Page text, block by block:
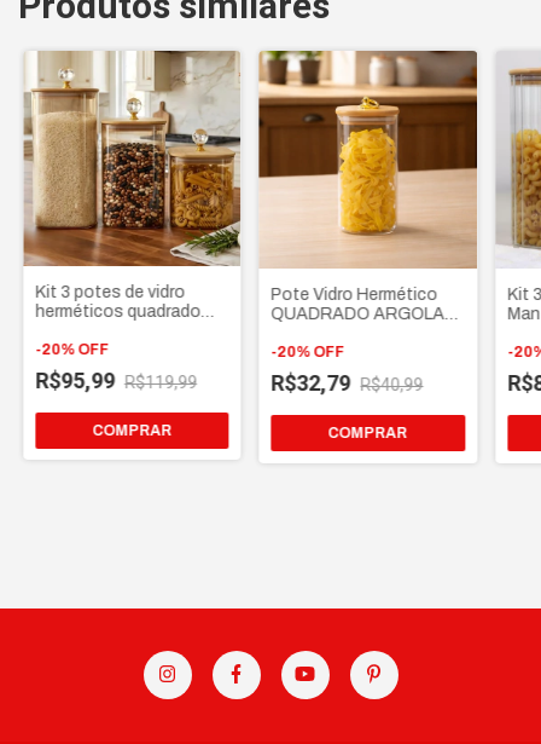
Kit 3 potes de vidro
herméticos quadrado
puxador Cristal
-20% OFF
R$95,99 R$119,99
COMPRAR
Pote Vidro Hermético
QUADRADO ARGOLA
Dourado Porta
Mantimentos 700ml
-20% OFF
R$32,79 R$40,99
Kit
-20